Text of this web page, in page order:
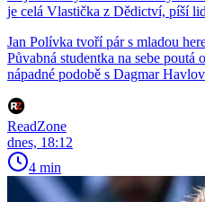
je celá Vlastička z Dědictví, píší
Jan Polívka tvoří pár s mladou
Půvabná studentka na sebe
nápadné podobě s Dagmar
ReadZone
dnes, 18:12
4 min